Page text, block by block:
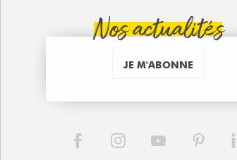
Nos actualités
JE M'ABONNE